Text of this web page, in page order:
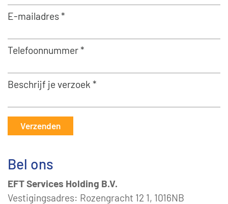
E-mailadres *
Telefoonnummer *
Beschrijf je verzoek *
Verzenden
Bel ons
EFT Services Holding B.V.
Vestigingsadres: Rozengracht 12 1, 1016NB